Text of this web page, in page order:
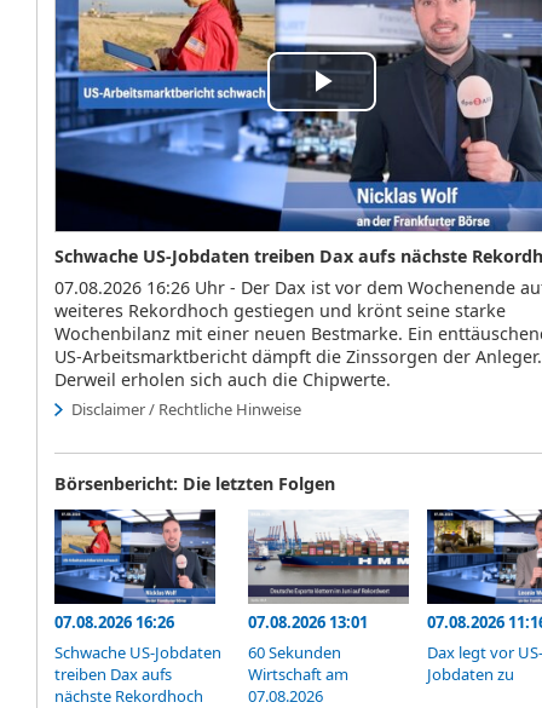
Play
Video
Schwache US-Jobdaten treiben Dax aufs nächste
07.08.2026 16:26 Uhr - Der Dax ist vor dem Wochenende
weiteres Rekordhoch gestiegen und krönt seine starke
Wochenbilanz mit einer neuen Bestmarke. Ein
US-Arbeitsmarktbericht dämpft die Zinssorgen der Anleger.
Derweil erholen sich auch die Chipwerte.
Disclaimer / Rechtliche Hinweise
Börsenbericht: Die letzten Folgen
07.08.2026 16:26
Schwache US-Jobdaten
treiben Dax aufs
nächste Rekordhoch
07.08.2026 13:01
60 Sekunden
Wirtschaft am
07.08.2026
07.08.2026
Dax legt vor US-
Jobdaten zu